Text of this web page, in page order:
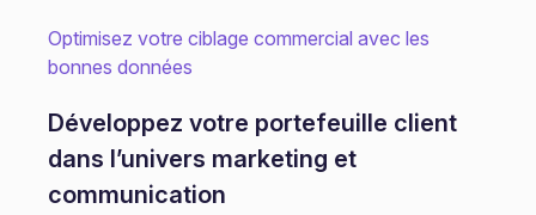
Optimisez votre ciblage commercial avec les
bonnes données
Développez votre portefeuille client
dans l’univers marketing et
communication